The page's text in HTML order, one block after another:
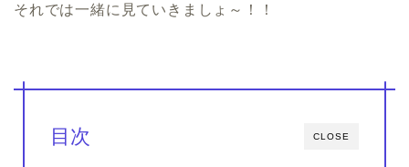
それでは一緒に見ていきましょ～！！
CLOSE
目次